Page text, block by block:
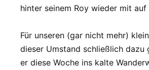
hinter seinem Roy wieder mit auf
Für unseren (gar nicht mehr)
dieser Umstand schließlich dazu
er diese Woche ins kalte